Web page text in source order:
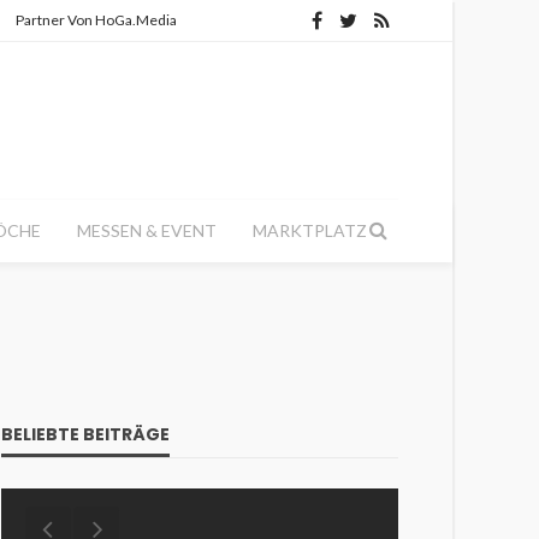
Partner Von HoGa.Media
MESSEN & EVENT MARKTPLATZ
BELIEBTE BEITRÄGE